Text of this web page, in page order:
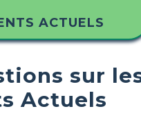
ACTUELS
sur
Actuels